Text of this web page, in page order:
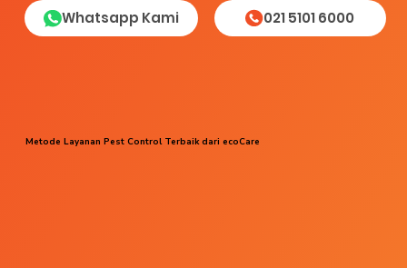
Whatsapp Kami 021 5101 6000
Metode Layanan Pest Control Terbaik dari ecoCare